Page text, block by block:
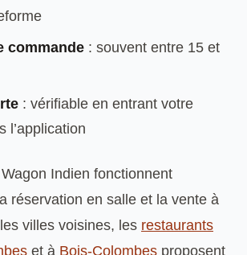
commande : souvent entre 15 et
: vérifiable en entrant votre
l’application
Indien fonctionnent
réservation en salle et la vente à
villes voisines, les restaurants
et à Bois-Colombes proposent